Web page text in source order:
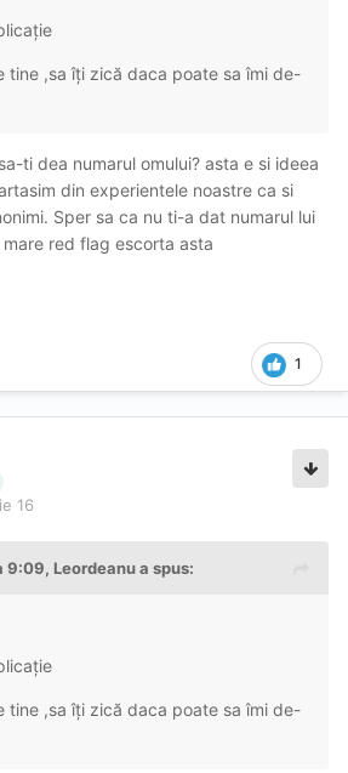
tine ,sa îți zică daca poate sa îmi de-
ti dea numarul omului? asta e si ideea
din experientele noastre ca si
Sper sa ca nu ti-a dat numarul lui
red flag escorta asta
1
16
9:09, Leordeanua spus:
tine ,sa îți zică daca poate sa îmi de-